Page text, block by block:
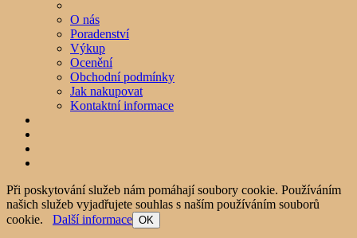
O nás
Poradenství
Výkup
Ocenění
Obchodní podmínky
Jak nakupovat
Kontaktní informace
Při poskytování služeb nám pomáhají soubory cookie. Používáním
našich služeb vyjadřujete souhlas s naším používáním souborů
cookie. Další informace